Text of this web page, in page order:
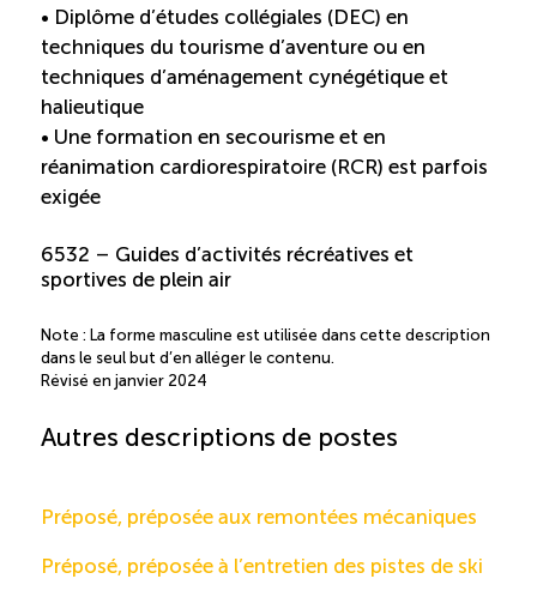
• Diplôme d’études collégiales (DEC) en
techniques du tourisme d’aventure ou en
techniques d’aménagement cynégétique et
halieutique
• Une formation en secourisme et en
réanimation cardiorespiratoire (RCR) est parfois
exigée
6532 – Guides d’activités récréatives et
sportives de plein air
Note : La forme masculine est utilisée dans cette description
dans le seul but d’en alléger le contenu.
Révisé en janvier 2024
Autres descriptions de postes
Préposé, préposée aux remontées mécaniques
Préposé, préposée à l’entretien des pistes de ski